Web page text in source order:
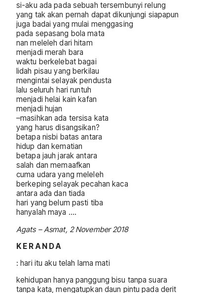
si-aku ada pada sebuah tersembunyi relung
yang tak akan pernah dapat dikunjungi siapapun
juga badai yang mulai menggasing
pada sepasang bola mata
nan meleleh dari hitam
menjadi merah bara
waktu berkelebat bagai
lidah pisau yang berkilau
mengintai selayak pendusta
lalu seluruh hari runtuh
menjadi helai kain kafan
menjadi hujan
–masihkan ada tersisa kata
yang harus disangsikan?
betapa nisbi batas antara
hidup dan kematian
betapa jauh jarak antara
salah dan memaafkan
cuma udara yang meleleh
berkeping selayak pecahan kaca
antara ada dan tiada
hari yang belum pasti tiba
hanyalah maya ….
Agats – Asmat, 2 November 2018
K E R A N D A
: hari itu aku telah lama mati
kehidupan hanya panggung bisu tanpa suara
tanpa kata, mengatupkan daun pintu pada derit